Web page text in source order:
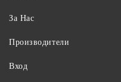
За Нас
Производители
Вход